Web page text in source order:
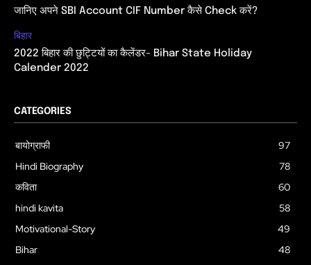
जानिए अपने SBI Account CIF Number कैसे Check करें?
बिहार
2022 बिहार की छुट्टियों का कैलेंडर- Bihar State Holiday
Calender 2022
CATEGORIES
बायोग्राफी
97
Hindi Biography
78
कविता
60
hindi kavita
58
Motivational-Story
49
Bihar
48